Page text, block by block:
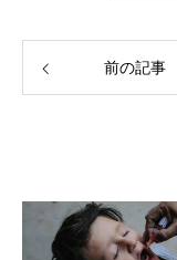
前の記事